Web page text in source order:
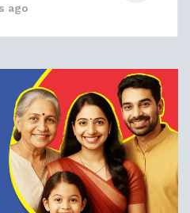
ago